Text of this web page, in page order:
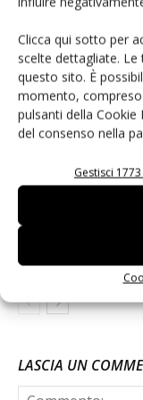
Clicca qui sotto per
scelte dettagliate.
questo sito. È
momento,
pulsanti della Cookie
del consenso nella
Gestisci
Il
LASCIA UN